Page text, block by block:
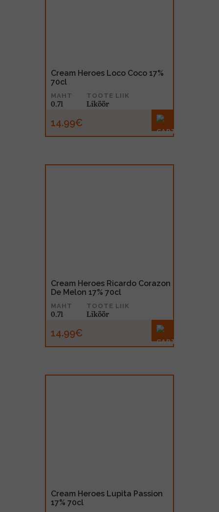
Cream Heroes Loco Coco 17%
70cl
MAHT
0.7l
TOOTE LIIK
Liköör
14.99€
Cream Heroes Ricardo Corazon
De Melon 17% 70cl
MAHT
0.7l
TOOTE LIIK
Liköör
14.99€
Cream Heroes Lupita Passion
17% 70cl